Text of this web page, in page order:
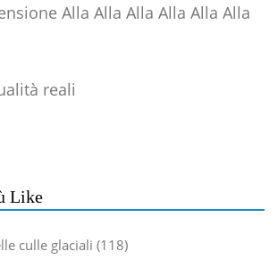
Alla Alla Alla Alla Alla Alla
reali
Like
culle glaciali 118